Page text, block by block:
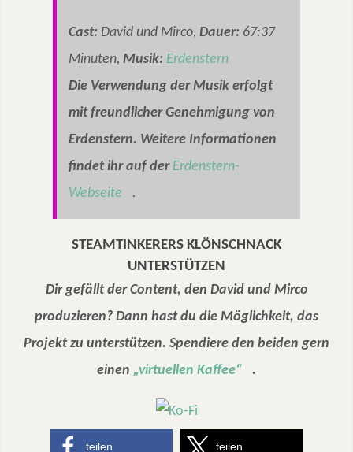
Cast:David und Mirco,Dauer: 67:37
Minuten,Musik: Erdenstern
Die Verwendung der Musik erfolgt
mit freundlicher Genehmigung von
Erdenstern. Weitere Informationen
findet ihr auf der Erdenstern-
Webseite
.
STEAMTINKERERS KLÖNSCHNACK
UNTERSTÜTZEN
Dir gefällt der Content, den David und Mirco
produzieren? Dann hast du die Möglichkeit, das
Projekt zu unterstützen. Spendiere den beiden gern
einen „virtuellen Kaffee“ .
teilen teilen